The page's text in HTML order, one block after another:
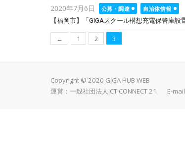
Posted
on
2020年7月6日 公募・調達
自治体情報
【福岡市】「GIGAスクール構想充電保管庫
投
ビ
ゲ
← 1 2 3
Copyright © 2020 GIGA HUB WEB
運営：一般社団法人ICT CONNECT 21 E-mail